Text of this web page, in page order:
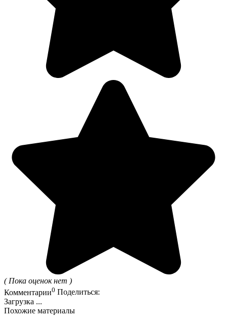
( Пока оценок нет )
Комментарии0 Поделиться:
Загрузка ...
Похожие материалы